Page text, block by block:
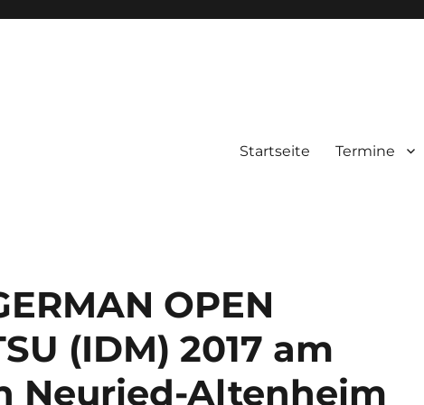
Startseite Termine
OPEN
(IDM) 2017 am
Neuried-Altenheim